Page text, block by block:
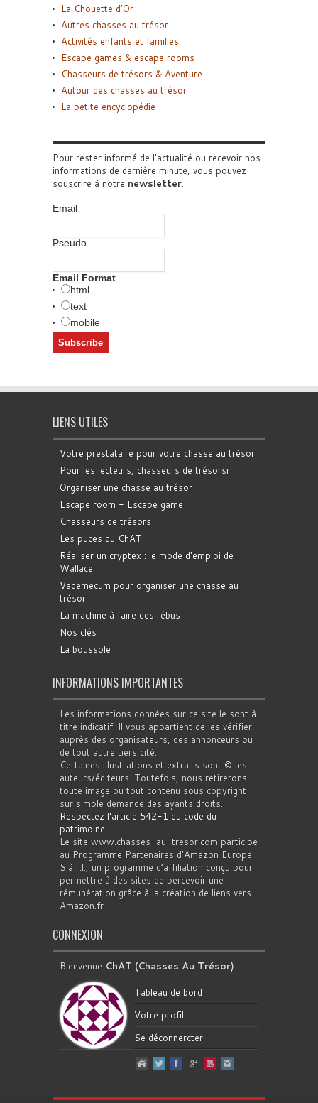
La Chouette d’Or
Autres chasses au trésor
Activités enfants et familles
Escape games & escape rooms
Chasseurs de trésors & Aventure
Autour des chasses au trésor
La petite encyclopédie
Pour rester informé de l'actualité ou recevoir nos
informations de dernière minute, vous pouvez
souscrire à notre newsletter.
Email
Pseudo
Email Format
html
text
mobile
LIENS UTILES
Votre prestataire pour votre chasse au trésor
Pour les lecteurs, chasseurs de trésorsr
Organiser une chasse au trésor
Escape room - Escape game
Chasseurs de trésors
Les puces du ChAT
Réaliser un cryptex : le mode d'emploi de
Wallace
Vademecum pour organiser une chasse au
trésor
La machine à faire des rébus
Nos clés
La boussole
INFORMATIONS IMPORTANTES
Les informations données sur ce site le sont à
titre indicatif. Il vous appartient de les vérifier
auprès des organisateurs, des annonceurs ou
de tout autre tiers cité.
Certaines illustrations et extraits sont © les
auteurs/éditeurs. Toutefois, nous retirerons
toute image ou tout contenu sous copyright
sur simple demande des ayants droits.
Respectez l'article 542-1 du code du
patrimoine.
Le site www.chasses-au-tresor.com participe
au Programme Partenaires d’Amazon Europe
S.à r.l., un programme d’affiliation conçu pour
permettre à des sites de percevoir une
rémunération grâce à la création de liens vers
Amazon.fr
CONNEXION
Bienvenue ChAT (Chasses Au Trésor) .
Tableau de bord
Votre profil
Se déconnercter